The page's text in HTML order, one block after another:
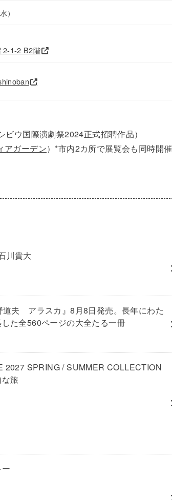
）
2-1-2 B2階
ウ国際演劇祭2024正式招聘作品）
アガーデン）*市内2カ所で展覧会も同時開催
川貴大
道夫 アラスカ』8月8日発売。長年にわた
た全560ページの大全たる一冊
2027 SPRING / SUMMER COLLECTION
旅